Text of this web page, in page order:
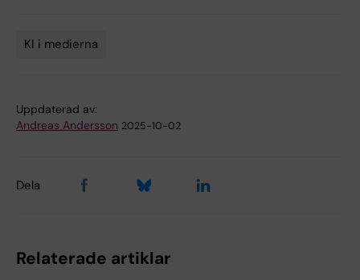
KI i medierna
Uppdaterad av:
Andreas Andersson 2025-10-02
Dela
Relaterade artiklar